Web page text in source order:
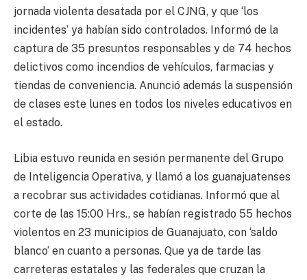
jornada violenta desatada por el CJNG, y que ‘los
incidentes’ ya habían sido controlados. Informó de la
captura de 35 presuntos responsables y de 74 hechos
delictivos como incendios de vehículos, farmacias y
tiendas de conveniencia. Anunció además la suspensión
de clases este lunes en todos los niveles educativos en
el estado.
Libia estuvo reunida en sesión permanente del Grupo
de Inteligencia Operativa, y llamó a los guanajuatenses
a recobrar sus actividades cotidianas. Informó que al
corte de las 15:00 Hrs., se habían registrado 55 hechos
violentos en 23 municipios de Guanajuato, con ‘saldo
blanco’ en cuanto a personas. Que ya de tarde las
carreteras estatales y las federales que cruzan la